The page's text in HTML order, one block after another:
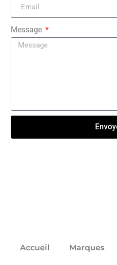
Message
Accueil Marques